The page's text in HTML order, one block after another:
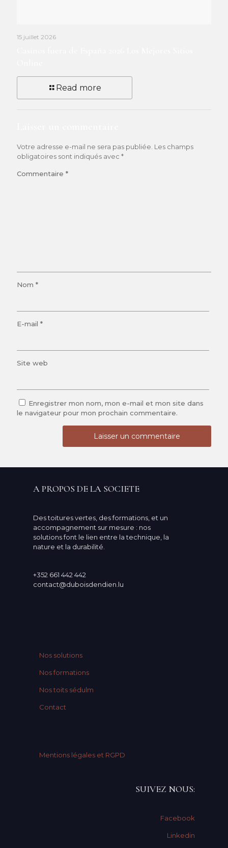
15 juillet 2026
Read more
Votre adresse e-mail ne sera pas publiée. Les champs
obligatoires sont indiqués avec *
Commentaire *
Nom *
E-mail *
Site web
Enregistrer mon nom, mon e-mail et mon site dans
le navigateur pour mon prochain commentaire.
A PROPOS DE LA SOCIETE
Des toitures vertes, des formations, et un
accompagnement sur mesure : nos
solutions font le lien entre la technique, la
nature et la durabilité.
+352 661 442 442
contact@duboisdendien.lu
Nos solutions
Nos formations
Nos toits sédulm
Contact
Mentions légales et RGPD
SUIVEZ NOUS:
Facebook
Linkedin